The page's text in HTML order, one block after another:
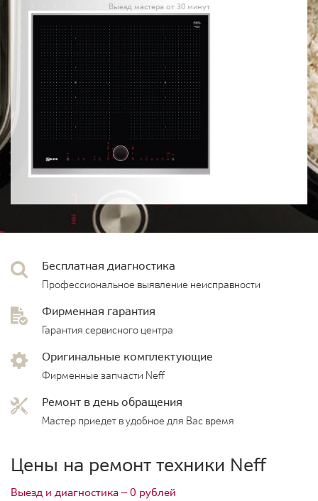
Выезд мастера от 30 минут
Бесплатная диагностика
Профессиональное выявление неисправности
Фирменная гарантия
Гарантия сервисного центра
Оригинальные комплектующие
Фирменные запчасти Neff
Ремонт в день обращения
Мастер приедет в удобное для Вас время
Цены на ремонт техники Neff
Выезд и диагностика — 0 рублей